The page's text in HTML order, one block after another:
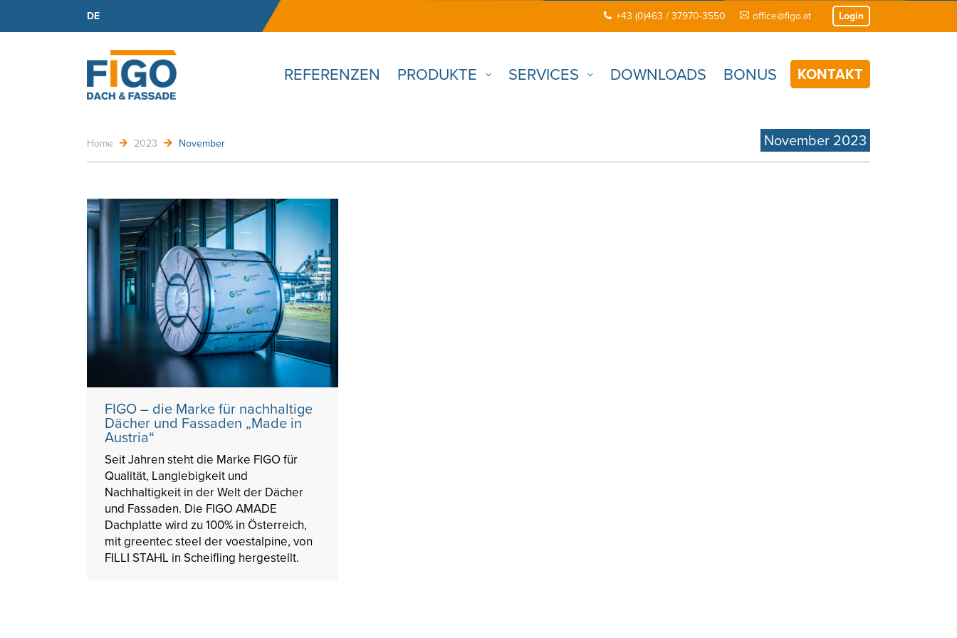
DE +43 (0)463 / 37970-3550 office@figo.at Login
REFERENZEN PRODUKTE SERVICES DOWNLOADS BONUS KONTAKT
Home 2023 November November 2023
FIGO – die Marke für nachhaltige
Dächer und Fassaden „Made in
Austria“
Seit Jahren steht die Marke FIGO für
Qualität, Langlebigkeit und
Nachhaltigkeit in der Welt der Dächer
und Fassaden. Die FIGO AMADE
Dachplatte wird zu 100% in Österreich,
mit greentec steel der voestalpine, von
FILLI STAHL in Scheifling hergestellt.